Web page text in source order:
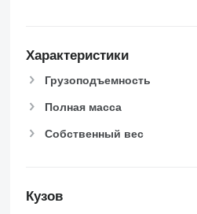
Характеристики
Грузоподъемность
Полная масса
Собственный вес
Кузов